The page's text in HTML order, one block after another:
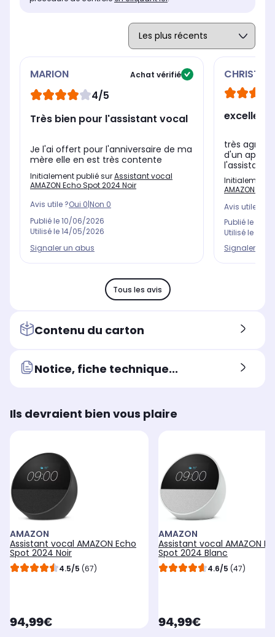
MARION Achat vérifié
4/5
Très bien pour l'assistant vocal
Je l'ai offert pour l'anniversaire de ma
mère elle en est très contente
Initialement publié surAssistant vocal
AMAZON Echo Spot 2024 Noir
Avis utile ?Oui 0|Non 0
Publié le10/06/2026
Utilisé le14/05/2026
Signaler un abus
excellent
très
d'un
l'assistant
Initialement
AMAZON
Avis utile ?
Publié le
Utilisé le
Signaler un
Tous les avis
Contenu du carton
Notice, fiche technique...
Ils devraient bien vous plaire
AMAZON
Assistant vocal AMAZON Echo
Spot 2024 Noir
4.5/5 (67)
currentPrice
94,99€
AMAZON
Assistant vocal AMAZON
Spot 2024 Blanc
4.6/5 (47)
currentPrice
94,99€